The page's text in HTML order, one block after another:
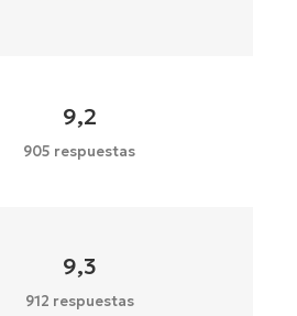
9,2
905 respuestas
9,3
912 respuestas